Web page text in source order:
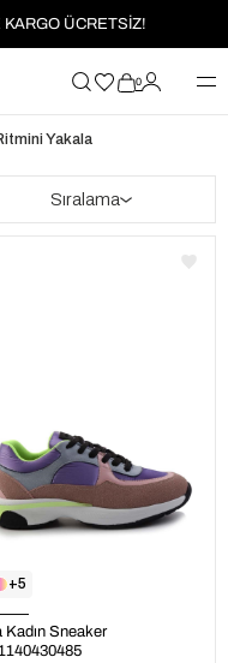
%5 İNDİRİM
0
Yakala
Sıralama
5